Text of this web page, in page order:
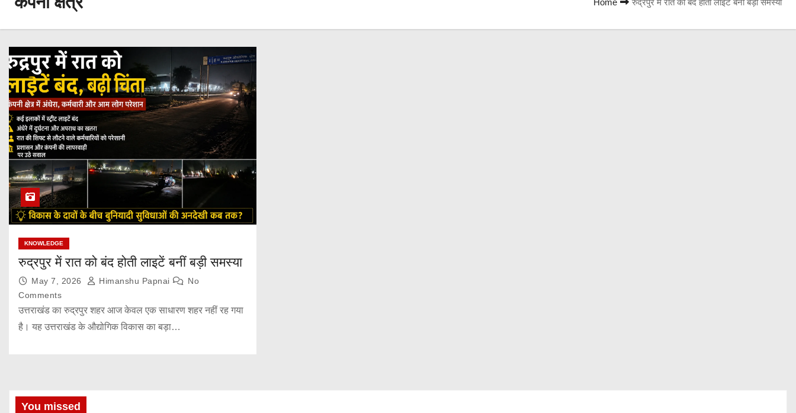
Home रुद्रपुर में रात को बंद होती लाइटें बनीं बड़ी समस्या
KNOWLEDGE
रुद्रपुर में रात को बंद होती लाइटें बनीं बड़ी समस्या
May 7, 2026 Himanshu Papnai
No
Comments
उत्तराखंड का रुद्रपुर शहर आज केवल एक साधारण शहर नहीं रह गया
है। यह उत्तराखंड के औद्योगिक विकास का बड़ा…
You missed